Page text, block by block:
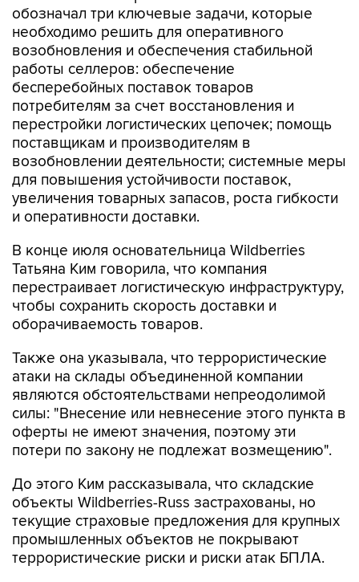
обозначал три ключевые задачи, которые
необходимо решить для оперативного
возобновления и обеспечения стабильной
работы селлеров: обеспечение
бесперебойных поставок товаров
потребителям за счет восстановления и
перестройки логистических цепочек; помощь
поставщикам и производителям в
возобновлении деятельности; системные меры
для повышения устойчивости поставок,
увеличения товарных запасов, роста гибкости
и оперативности доставки.
В конце июля основательница Wildberries
Татьяна Ким говорила, что компания
перестраивает логистическую инфраструктуру,
чтобы сохранить скорость доставки и
оборачиваемость товаров.
Также она указывала, что террористические
атаки на склады объединенной компании
являются обстоятельствами непреодолимой
силы: "Внесение или невнесение этого пункта в
оферты не имеют значения, поэтому эти
потери по закону не подлежат возмещению".
До этого Ким рассказывала, что складские
объекты Wildberries-Russ застрахованы, но
текущие страховые предложения для крупных
промышленных объектов не покрывают
террористические риски и риски атак БПЛА.